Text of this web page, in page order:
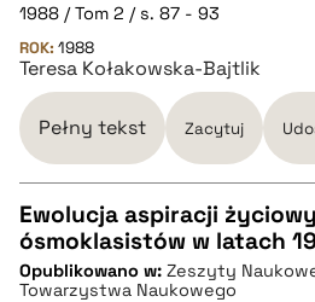
pobierz cytat
BIBTEX
pobierz cytat
1988 / Tom 2 / s. 87 - 93
ROK: 1988
Teresa Kołakowska-Bajtlik
Pełny tekst Zacytuj
CZYSTY TEKST
Ewolucja aspiracji
ósmoklasistów w latach
Opublikowano w: Zeszyty
Towarzystwa Naukowego